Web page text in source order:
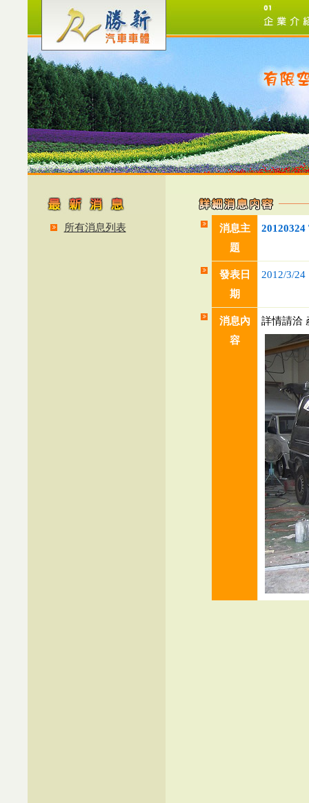
所有消息列表
消息主
題
發表日
期
2012/3/24
消息內
容
詳情請洽